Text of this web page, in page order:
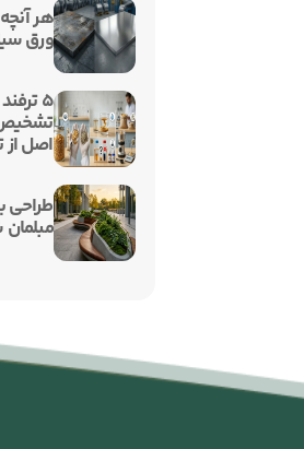
هر
ورق
۵
تشخیص
اصل از
طراحی